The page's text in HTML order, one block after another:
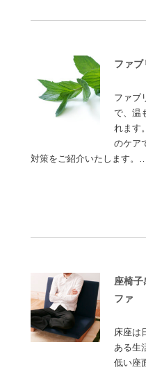
ファ
ファブ
で、温
れます
のケア
対策をご紹介いたします。
座椅子
ファ
床座は
ある生
低い座